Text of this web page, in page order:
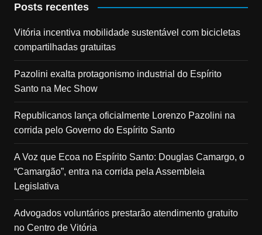
Posts recentes
Vitória incentiva mobilidade sustentável com bicicletas
compartilhadas gratuitas
Pazolini exalta protagonismo industrial do Espírito
Santo na Mec Show
Republicanos lança oficialmente Lorenzo Pazolini na
corrida pelo Governo do Espírito Santo
A Voz que Ecoa no Espírito Santo: Douglas Camargo, o
“Camargão”, entra na corrida pela Assembleia
Legislativa
Advogados voluntários prestarão atendimento gratuito
no Centro de Vitória